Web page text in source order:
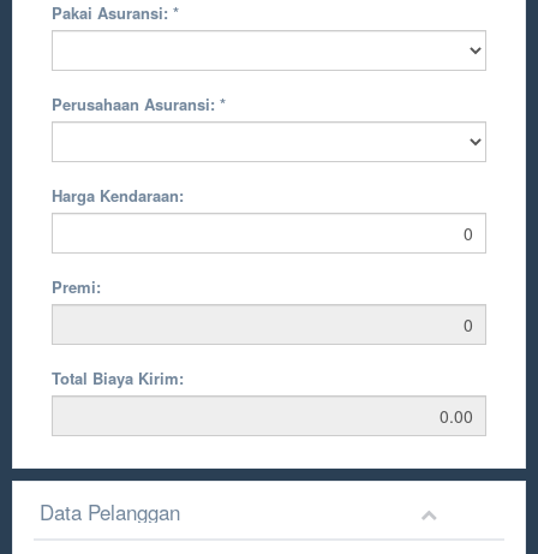
Pakai Asuransi: *
Perusahaan Asuransi: *
Harga Kendaraan:
Premi:
Total Biaya Kirim:
Data Pelanggan